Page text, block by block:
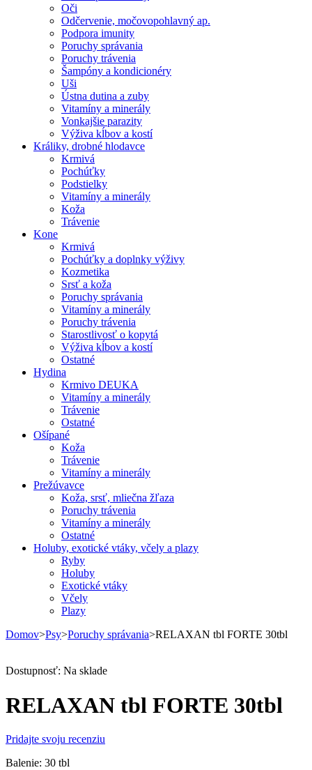
Oči
Odčervenie, močovopohlavný ap.
Podpora imunity
Poruchy správania
Poruchy trávenia
Šampóny a kondicionéry
Uši
Ústna dutina a zuby
Vitamíny a minerály
Vonkajšie parazity
Výživa kĺbov a kostí
Králiky, drobné hlodavce
Krmivá
Pochúťky
Podstielky
Vitamíny a minerály
Koža
Trávenie
Kone
Krmivá
Pochúťky a doplnky výživy
Kozmetika
Srsť a koža
Poruchy správania
Vitamíny a minerály
Poruchy trávenia
Starostlivosť o kopytá
Výživa kĺbov a kostí
Ostatné
Hydina
Krmivo DEUKA
Vitamíny a minerály
Trávenie
Ostatné
Ošípané
Koža
Trávenie
Vitamíny a minerály
Prežúvavce
Koža, srsť, mliečna žľaza
Poruchy trávenia
Vitamíny a minerály
Ostatné
Holuby, exotické vtáky, včely a plazy
Ryby
Holuby
Exotické vtáky
Včely
Plazy
Domov>Psy>Poruchy správania>RELAXAN tbl FORTE 30tbl
Dostupnosť: Na sklade
RELAXAN tbl FORTE 30tbl
Pridajte svoju recenziu
Balenie: 30 tbl